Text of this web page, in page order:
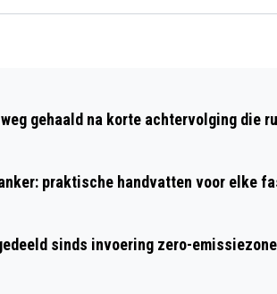
IN
JONG KIND
gehaald na korte achtervolging die
praktische handvatten voor elke
sinds invoering zero-